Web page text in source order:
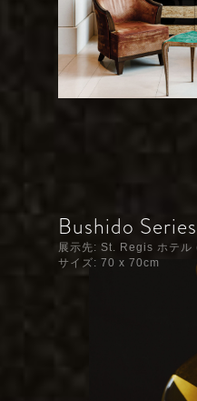
Bushido Series
展示先: St. Regis ホテル
サイズ: 70 x 70cm